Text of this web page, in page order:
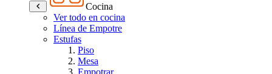
Cocina
Ver todo en cocina
Línea de Empotre
Estufas
Piso
Mesa
Empotrar